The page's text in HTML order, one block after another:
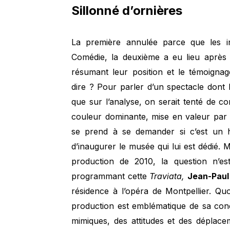
Sillonné d’ornières
La première annulée parce que les
Comédie, la deuxième a eu lieu
résumant leur position et le
dire ? Pour parler d’un spectacle
que sur l’analyse, on serait tenté de
couleur dominante, mise en valeur
se prend à se demander si c’est un
d’inaugurer le musée qui lui est dédié.
production de 2010, la question
programmant cette Traviata, Jean-
résidence à l’opéra de Montpellier.
production est emblématique de sa
mimiques, des attitudes et des